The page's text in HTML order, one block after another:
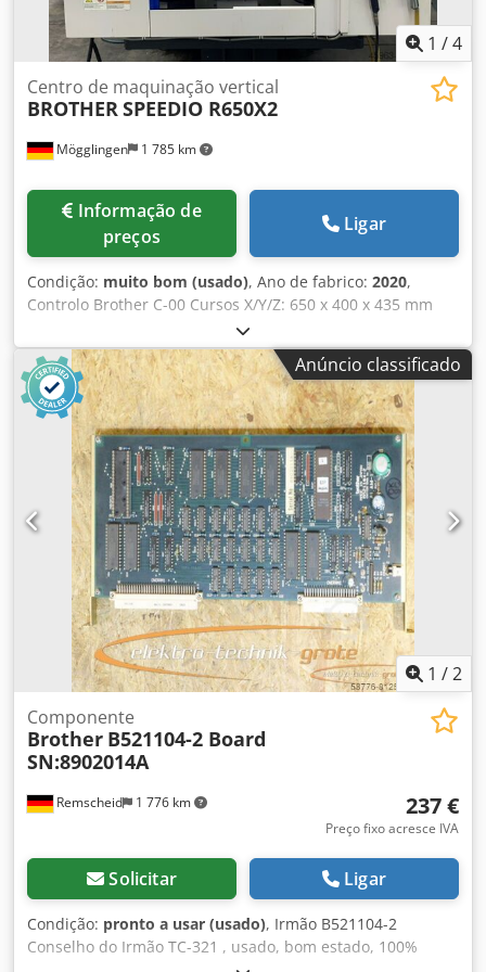
1 /4
Mögglingen 1 785 km
Centro de maquinação vertical
BROTHERSPEEDIO R650X2
preços
Ligar
Condição: muito bom (usado), Ano de fabrico: 2020,
Controlo Brother C-00 Cursos X/Y/Z: 650 x 400 x 435 mm
Trocador de paletes duplo, 800 x 400 mm Velocidade do
veio: 16.000 min-1 Armazenamento de ferramentas para
40 ferramentas, BT 30 Pressão do sistema de refrigeração:
70 bar Sonda de medição 3D OMP 40 Volante eletrónico
Crjdpfx Aozlb Ecjk Eof Transportador de aparas
Anúncio classificado
1 /2
Remscheid 1 776 km
Componente
Brother B521104-2 Board
SN:8902014A
237 €
Preço fixo acresce IVA
Solicitar Ligar
Condição: pronto a usar (usado), Irmão B521104-2
Conselho do Irmão TC-321 , usado, bom estado, 100%